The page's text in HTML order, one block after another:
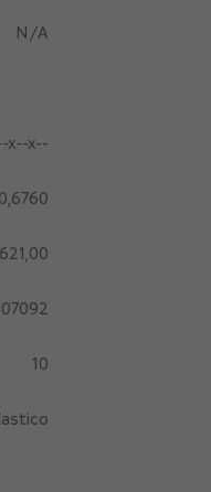
N/A
x--x--
0,6760
621,00
10